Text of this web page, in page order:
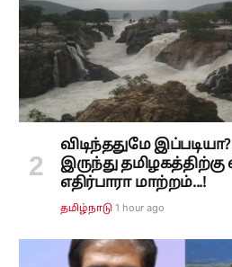
விடிந்ததுமே
இருந்து
எதிர்பாரா மாற்றம்...!
தமிழ்நாடு 1 hour ago